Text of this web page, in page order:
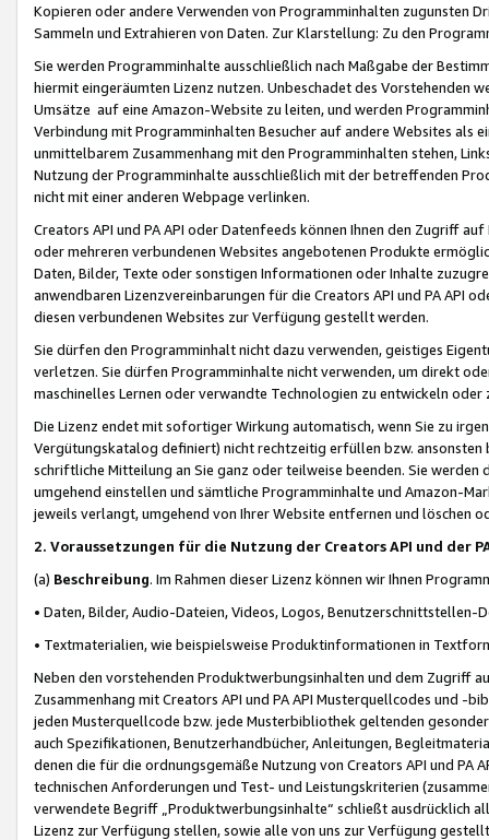
Kopieren oder andere Verwenden von Programminhalten zugunsten
Sammeln und Extrahieren von Daten. Zur Klarstellung: Zu den
Sie werden Programminhalte ausschließlich nach Maßgabe der
hiermit eingeräumten Lizenz nutzen. Unbeschadet des Vorstehenden
Umsätze auf eine Amazon-Website zu leiten, und werden
Verbindung mit Programminhalten Besucher auf andere Websites als
unmittelbarem Zusammenhang mit den Programminhalten stehen,
Nutzung der Programminhalte ausschließlich mit der betreffenden
nicht mit einer anderen Webpage verlinken.
Creators API und PA API oder Datenfeeds können Ihnen den Zugriff
oder mehreren verbundenen Websites angebotenen Produkte
Daten, Bilder, Texte oder sonstigen Informationen oder Inhalte
anwendbaren Lizenzvereinbarungen für die Creators API und PA API
diesen verbundenen Websites zur Verfügung gestellt werden.
Sie dürfen den Programminhalt nicht dazu verwenden, geistiges
verletzen. Sie dürfen Programminhalte nicht verwenden, um direkt
maschinelles Lernen oder verwandte Technologien zu entwickeln
Die Lizenz endet mit sofortiger Wirkung automatisch, wenn Sie zu
Vergütungskatalog definiert) nicht rechtzeitig erfüllen bzw. ansonsten
schriftliche Mitteilung an Sie ganz oder teilweise beenden. Sie werden
umgehend einstellen und sämtliche Programminhalte und Amazon-
jeweils verlangt, umgehend von Ihrer Website entfernen und löschen
2. Voraussetzungen für die Nutzung der Creators API und der
(a) Beschreibung. Im Rahmen dieser Lizenz können wir Ihnen
• Daten, Bilder, Audio-Dateien, Videos, Logos, Benutzerschnittstellen-
• Textmaterialien, wie beispielsweise Produktinformationen in
Neben den vorstehenden Produktwerbungsinhalten und dem Zugriff
Zusammenhang mit Creators API und PA API Musterquellcodes und
jeden Musterquellcode bzw. jede Musterbibliothek geltenden
auch Spezifikationen, Benutzerhandbücher, Anleitungen,
denen die für die ordnungsgemäße Nutzung von Creators API und PA
technischen Anforderungen und Test- und Leistungskriterien
verwendete Begriff „Produktwerbungsinhalte“ schließt ausdrücklich
Lizenz zur Verfügung stellen, sowie alle von uns zur Verfügung